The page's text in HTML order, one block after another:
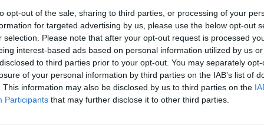
opt-out of the sale, sharing to third parties, or processing of your
for targeted advertising by us, please use the below opt-out
selection. Please note that after your opt-out request is processed
interest-based ads based on personal information utilized by us
to third parties prior to your opt-out. You may separately
of your personal information by third parties on the IAB’s list of
This information may also be disclosed by us to third parties on the
Participants that may further disclose it to other third parties.
aktualizace pražské cyklomapy
, která jim má usnadnit
serverem PrahouNaKole.cz si cyklista může
úseky na fotografiích, zjistit, kde jsou jaké uzavírky a
lze snadno vyčíst, kde je jaké stoupání, v které ulici
provoz. Už v předchozí verzi mapy byly značky
šipky usnadňující průjezd určitého místa.Mapu
verzi zde.